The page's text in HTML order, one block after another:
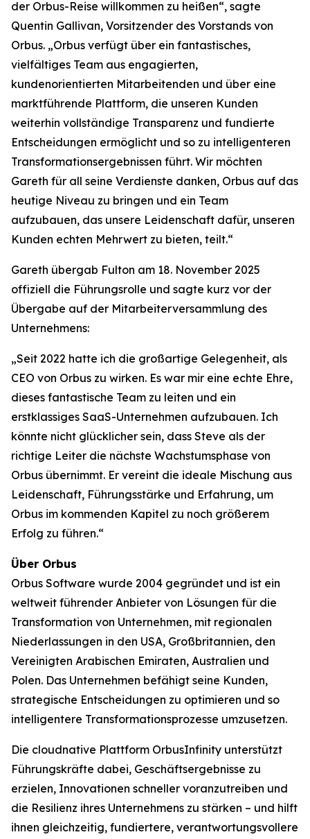
der Orbus-Reise willkommen zu heißen“, sagte
Quentin Gallivan, Vorsitzender des Vorstands von
Orbus. „Orbus verfügt über ein fantastisches,
vielfältiges Team aus engagierten,
kundenorientierten Mitarbeitenden und über eine
marktführende Plattform, die unseren Kunden
weiterhin vollständige Transparenz und fundierte
Entscheidungen ermöglicht und so zu intelligenteren
Transformationsergebnissen führt. Wir möchten
Gareth für all seine Verdienste danken, Orbus auf das
heutige Niveau zu bringen und ein Team
aufzubauen, das unsere Leidenschaft dafür, unseren
Kunden echten Mehrwert zu bieten, teilt.“
Gareth übergab Fulton am 18. November 2025
offiziell die Führungsrolle und sagte kurz vor der
Übergabe auf der Mitarbeiterversammlung des
Unternehmens:
„Seit 2022 hatte ich die großartige Gelegenheit, als
CEO von Orbus zu wirken. Es war mir eine echte Ehre,
dieses fantastische Team zu leiten und ein
erstklassiges SaaS-Unternehmen aufzubauen. Ich
könnte nicht glücklicher sein, dass Steve als der
richtige Leiter die nächste Wachstumsphase von
Orbus übernimmt. Er vereint die ideale Mischung aus
Leidenschaft, Führungsstärke und Erfahrung, um
Orbus im kommenden Kapitel zu noch größerem
Erfolg zu führen.“
Über Orbus
Orbus Software wurde 2004 gegründet und ist ein
weltweit führender Anbieter von Lösungen für die
Transformation von Unternehmen, mit regionalen
Niederlassungen in den USA, Großbritannien, den
Vereinigten Arabischen Emiraten, Australien und
Polen. Das Unternehmen befähigt seine Kunden,
strategische Entscheidungen zu optimieren und so
intelligentere Transformationsprozesse umzusetzen.
Die cloudnative Plattform OrbusInfinity unterstützt
Führungskräfte dabei, Geschäftsergebnisse zu
erzielen, Innovationen schneller voranzutreiben und
die Resilienz ihres Unternehmens zu stärken – und hilft
ihnen gleichzeitig, fundiertere, verantwortungsvollere